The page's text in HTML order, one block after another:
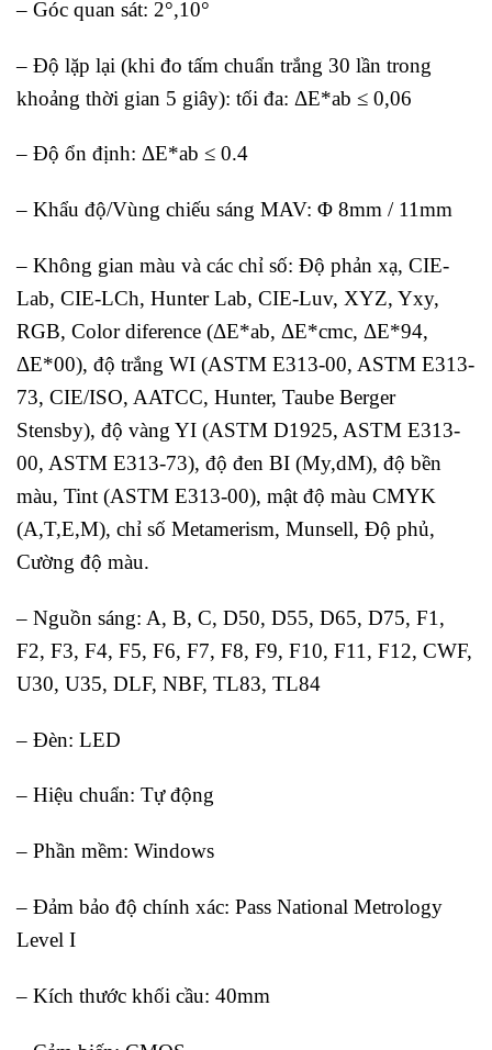
– Góc quan sát: 2°,10°
– Độ lặp lại (khi đo tấm chuẩn trắng 30 lần trong
khoảng thời gian 5 giây): tối đa: ΔE*ab ≤ 0,06
– Độ ổn định: ΔE*ab ≤ 0.4
– Khẩu độ/Vùng chiếu sáng MAV: Φ 8mm / 11mm
– Không gian màu và các chỉ số: Độ phản xạ, CIE-
Lab, CIE-LCh, Hunter Lab, CIE-Luv, XYZ, Yxy,
RGB, Color diference (ΔE*ab, ΔE*cmc, ΔE*94,
ΔE*00), độ trắng WI (ASTM E313-00, ASTM E313-
73, CIE/ISO, AATCC, Hunter, Taube Berger
Stensby), độ vàng YI (ASTM D1925, ASTM E313-
00, ASTM E313-73), độ đen BI (My,dM), độ bền
màu, Tint (ASTM E313-00), mật độ màu CMYK
(A,T,E,M), chỉ số Metamerism, Munsell, Độ phủ,
Cường độ màu.
– Nguồn sáng: A, B, C, D50, D55, D65, D75, F1,
F2, F3, F4, F5, F6, F7, F8, F9, F10, F11, F12, CWF,
U30, U35, DLF, NBF, TL83, TL84
– Đèn: LED
– Hiệu chuẩn: Tự động
– Phần mềm: Windows
– Đảm bảo độ chính xác: Pass National Metrology
Level I
– Kích thước khối cầu: 40mm